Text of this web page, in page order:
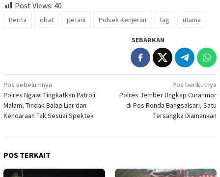
Post Views: 40
Berita obat petani Polsek Kenjeran tag utama
SEBARKAN
Navigasi
pos
Pos sebelumnya
Polres Ngawi Tingkatkan Patroli
Malam, Tindak Balap Liar dan
Kendaraan Tak Sesuai Spektek
Pos berikutnya
Polres Jember Ungkap Curanmor
di Pos Ronda Bangsalsari, Satu
Tersangka Diamankan
POS TERKAIT